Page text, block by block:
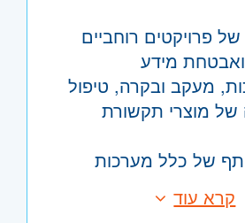
פרויקטים רוחביים
מידע
מעקב ובקרה, טיפול
של מוצרי תקשורת
של כלל מערכות
מידע, מתן אישוריםקרא עוד